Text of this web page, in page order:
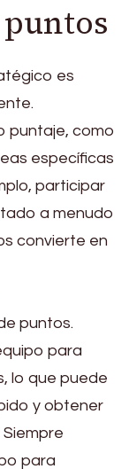
es
puntaje, como
específicas
participar
a menudo
convierte en
puntos.
para
lo que puede
y obtener
para